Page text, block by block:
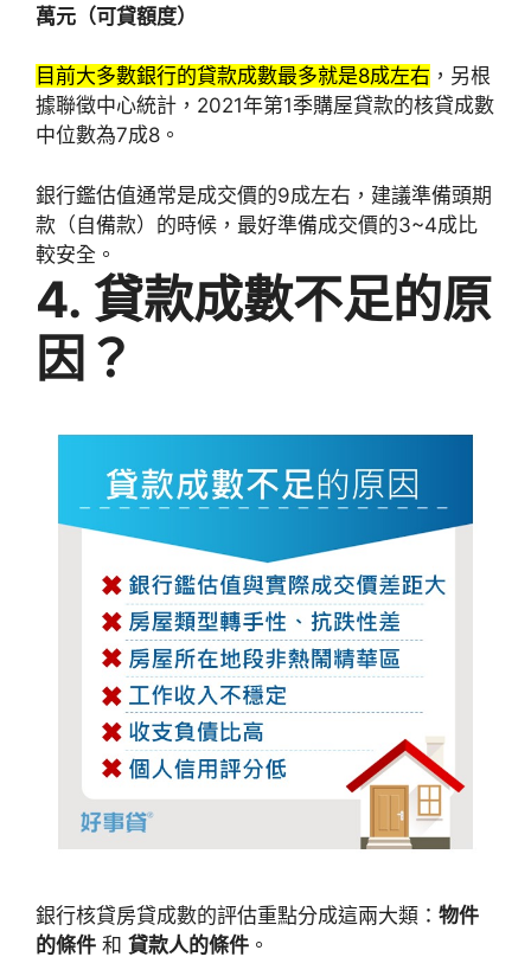
萬元（可貸額度）
目前大多數銀行的貸款成數最多就是8成左右 ，另根
據聯徵中心統計，2021年第1季購屋貸款的核貸成數
中位數為7成8。
銀行鑑估值通常是成交價的9成左右，建議準備頭期
款（自備款）的時候，最好準備成交價的3~4成比
較安全。
4. 貸款成數不足的原
因？
銀行核貸房貸成數的評估重點分成這兩大類： 物件
的條件 和 貸款人的條件 。